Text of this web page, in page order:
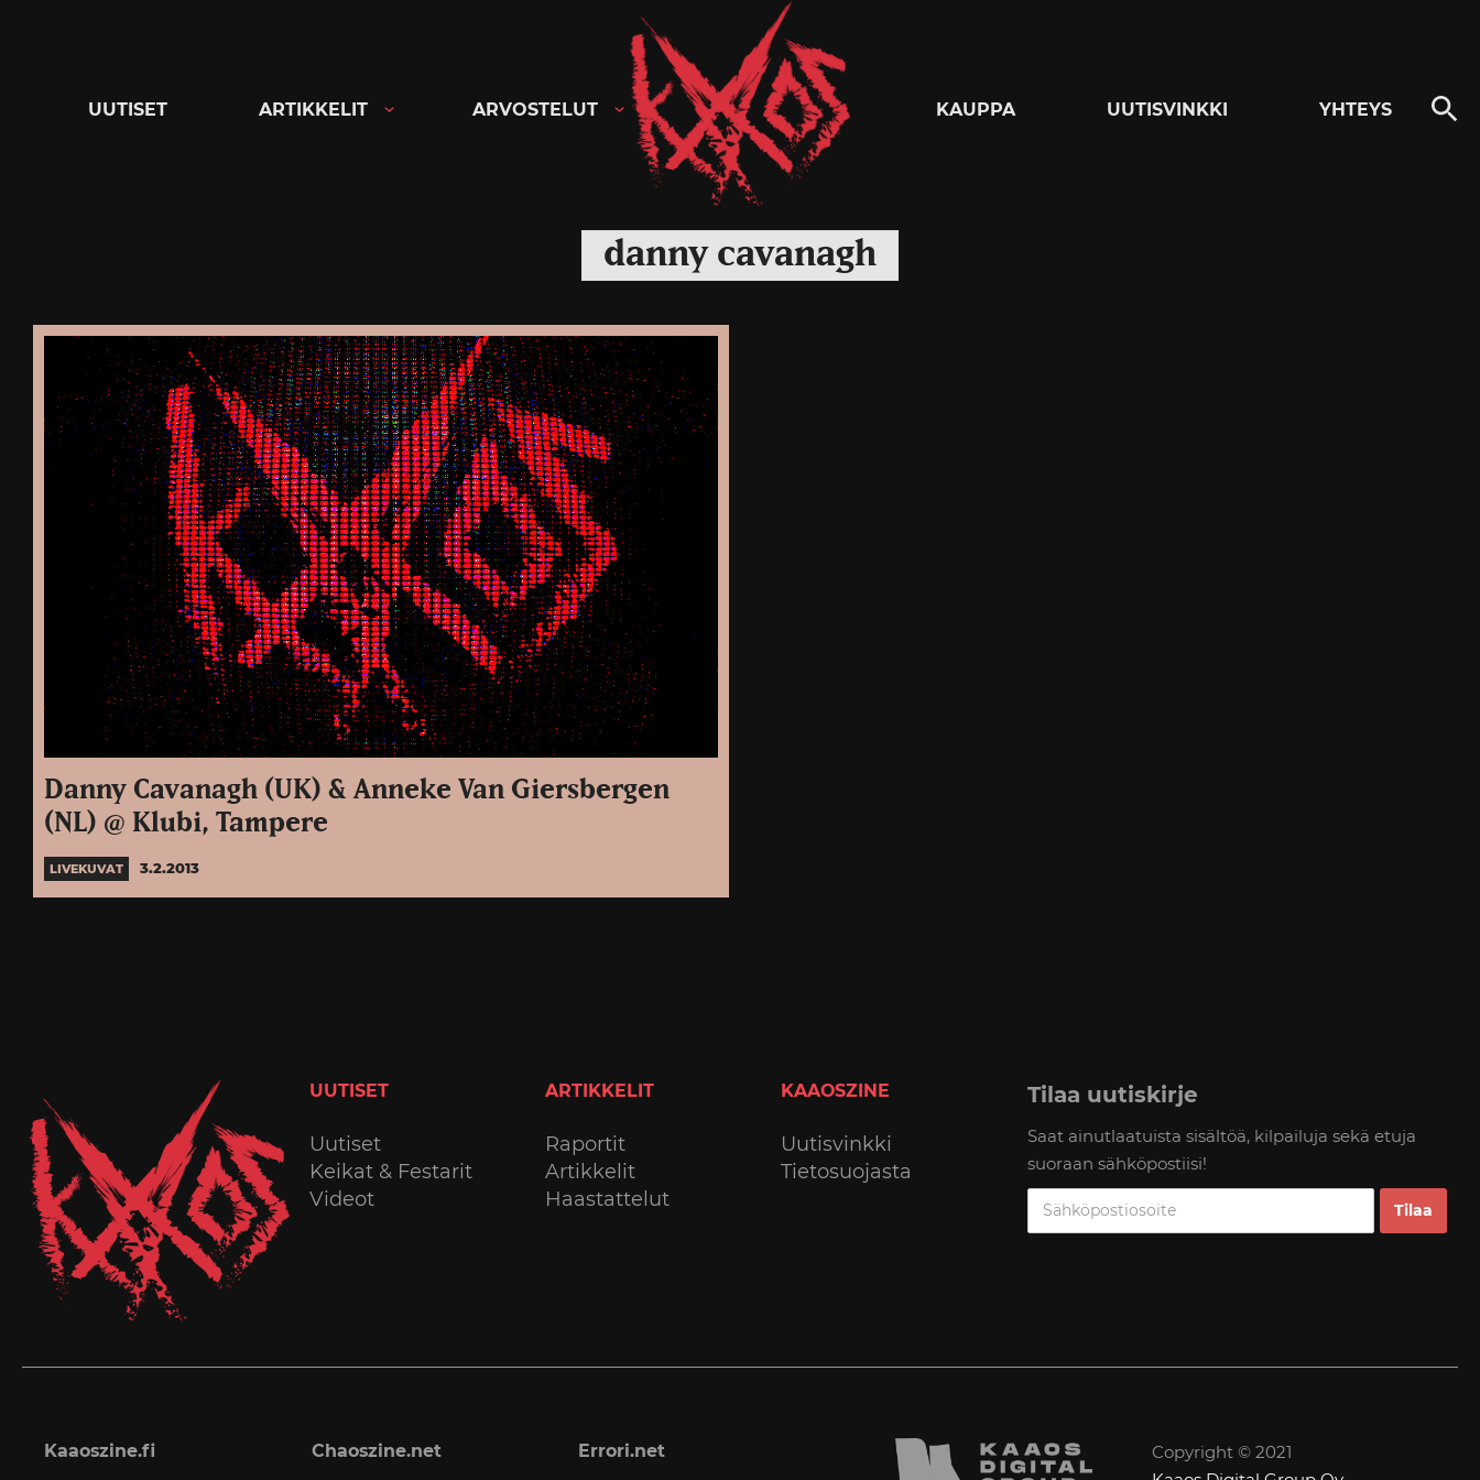
Kaaoszine
UUTISET ARTIKKELIT ARVOSTELUT KAUPPA UUTISVINKKI YHTEYS
danny cavanagh
Danny Cavanagh (UK) & Anneke Van Giersbergen
(NL) @ Klubi, Tampere
LIVEKUVAT 3.2.2013
UUTISET
Uutiset
Keikat & Festarit
Videot
ARTIKKELIT
Raportit
Artikkelit
Haastattelut
KAAOSZINE
Uutisvinkki
Tietosuojasta
Tilaa uutiskirje
Saat ainutlaatuista sisältöä, kilpailuja sekä etuja
suoraan sähköpostiisi!
Kaaoszine.fi Chaoszine.net Errori.net
Copyright © 2021